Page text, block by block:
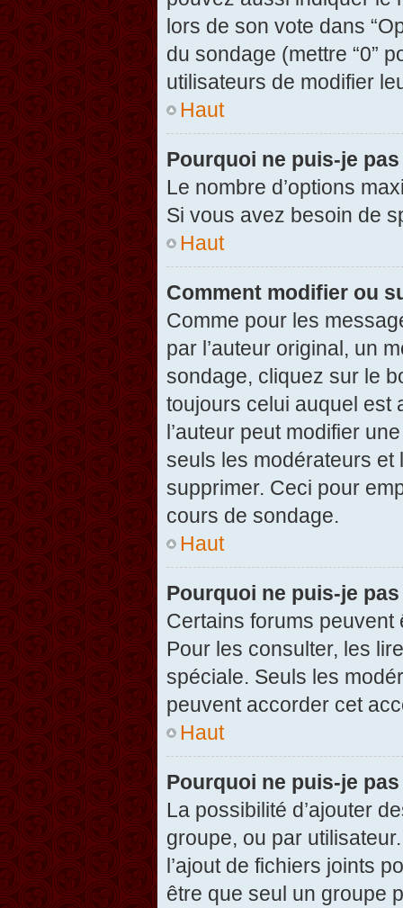
lors de son vote dans
du sondage (mettre “0”
utilisateurs de modifier
Haut
Pourquoi ne puis-je
Le nombre d’options
Si vous avez besoin de
Haut
Comment modifier ou
Comme pour les
par l’auteur original, un
sondage, cliquez sur le
toujours celui auquel est
l’auteur peut modifier
seuls les modérateurs et
supprimer. Ceci pour
cours de sondage.
Haut
Pourquoi ne puis-je
Certains forums
Pour les consulter, les
spéciale. Seuls les
peuvent accorder cet
Haut
Pourquoi ne puis-je
La possibilité d’ajouter
groupe, ou par
l’ajout de fichiers joints
être que seul un groupe